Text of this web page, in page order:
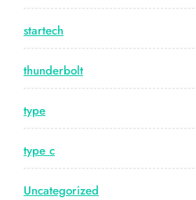
startech
thunderbolt
type
type c
Uncategorized